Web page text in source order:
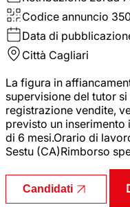
Codice annuncio
Data di
Città Cagliari
La figura in
supervisione del tutor
registrazione vendite,
previsto un
di 6 mesi.Orario di
Sestu (CA)Rimborso
Candidati